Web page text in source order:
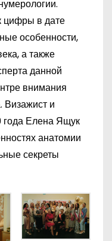
цифры в дате
особенности,
а также
данной
внимания
Визажист и
года Елена Ящук
анатомии
секреты